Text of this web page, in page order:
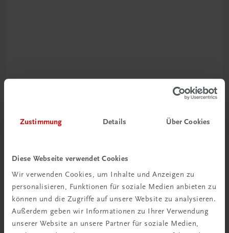
Zustimmung Details Über Cookies
Diese Webseite verwendet Cookies
Wir verwenden Cookies, um Inhalte und Anzeigen zu
personalisieren, Funktionen für soziale Medien anbieten zu
können und die Zugriffe auf unsere Website zu analysieren.
Außerdem geben wir Informationen zu Ihrer Verwendung
unserer Website an unsere Partner für soziale Medien,
Videos mit
Mehr dazu